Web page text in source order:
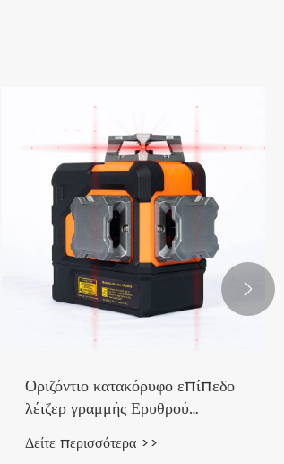
Οριζόντιο κατακόρυφο επίπεδο
λέιζερ γραμμής Ερυθρού
Σταυρού
Δείτε περισσότερα >>
